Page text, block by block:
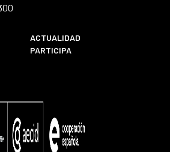
ACTUALIDAD
PARTICIPA